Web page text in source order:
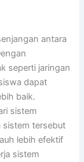
antara
seperti jaringan
dapat
baik.
sistem
sistem tersebut
lebih efektif
sistem